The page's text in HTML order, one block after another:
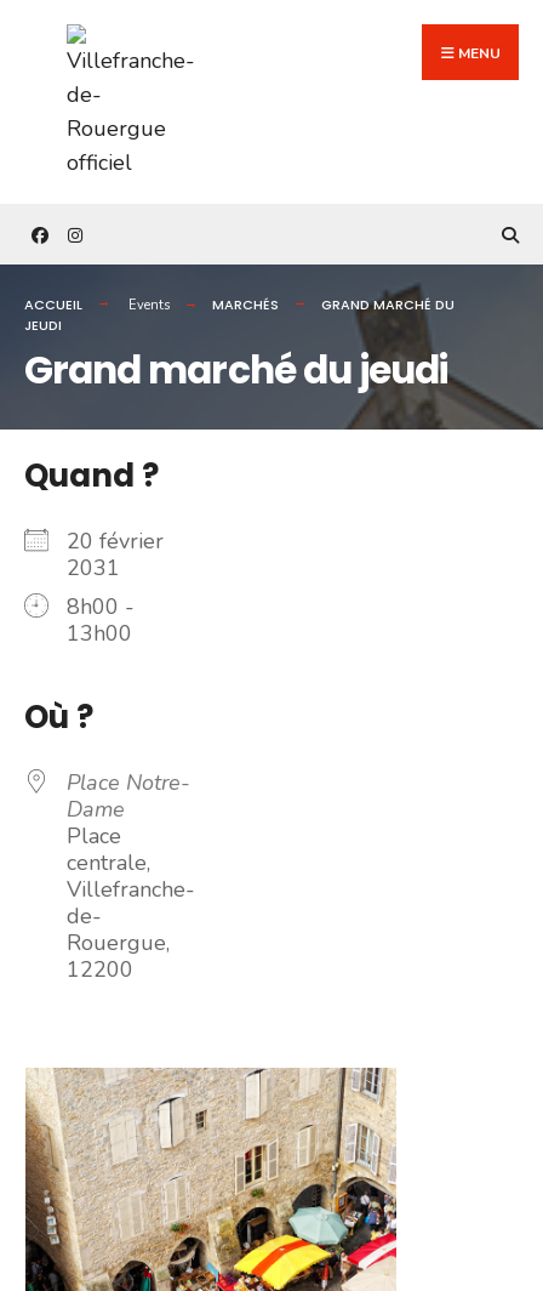
content
MENU
ACCUEIL Events MARCHÉS
GRAND MARCHÉ DU
JEUDI
Grand marché du jeudi
Quand ?
20 février
2031
8h00 -
13h00
Où ?
Place Notre-
Dame
Place
centrale,
Villefranche-
de-
Rouergue,
12200
for: